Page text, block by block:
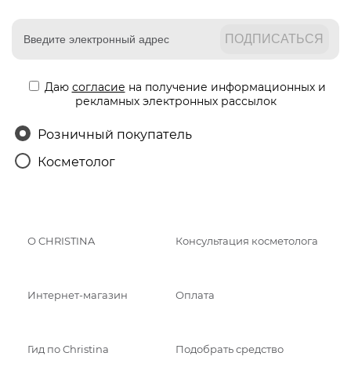
Даю согласие на получение информационных и
рекламных электронных рассылок
Розничный покупатель
Косметолог
О CHRISTINA Консультация косметолога
Интернет-магазин Оплата
Гид по Christina Подобрать средство